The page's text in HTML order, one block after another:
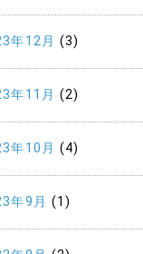
年12月 (3)
年11月 (2)
年10月 (4)
年9月 (1)